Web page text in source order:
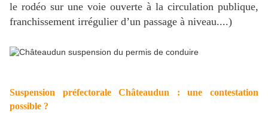
le rodéo sur une voie ouverte à la circulation publique,
franchissement irrégulier d’un passage à niveau....)
Suspension préfectorale Châteaudun : une contestation
possible ?